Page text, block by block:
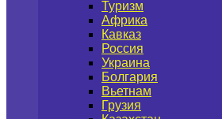
Туризм
Африка
Кавказ
Россия
Украина
Болгария
Вьетнам
Грузия